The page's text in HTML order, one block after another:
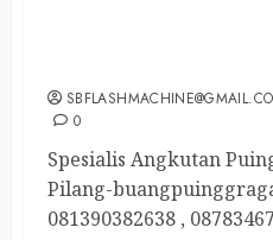
0
Spesialis Angkutan
Pilang-
081390382638 ,